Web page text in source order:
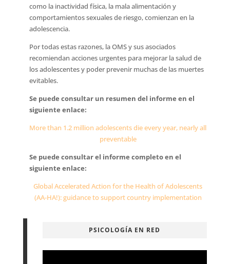
como la inactividad física, la mala alimentación y
comportamientos sexuales de riesgo, comienzan en la
adolescencia.
Por todas estas razones, la OMS y sus asociados
recomiendan acciones urgentes para mejorar la salud de
los adolescentes y poder prevenir muchas de las muertes
evitables.
Se puede consultar un resumen del informe en el
siguiente enlace:
More than 1.2 million adolescents die every year, nearly all
preventable
Se puede consultar el informe completo en el
siguiente enlace:
Global Accelerated Action for the Health of Adolescents
(AA-HA!): guidance to support country implementation
PSICOLOGÍA EN RED